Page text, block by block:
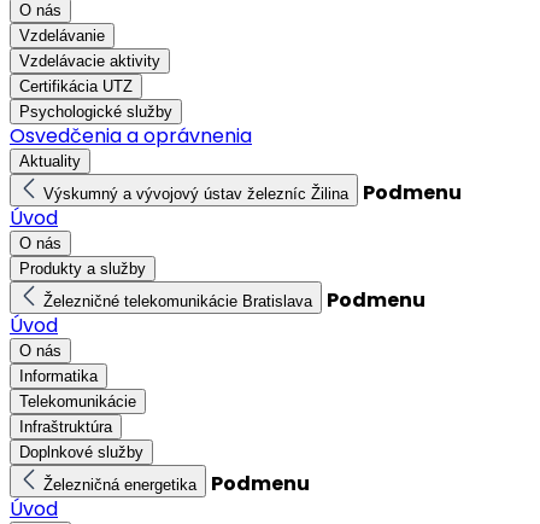
O nás
Vzdelávanie
Vzdelávacie aktivity
Certifikácia UTZ
Psychologické služby
Osvedčenia a oprávnenia
Aktuality
Výskumný a vývojový ústav železníc Žilina
Podmenu
Úvod
O nás
Produkty a služby
Železničné telekomunikácie Bratislava
Podmenu
Úvod
O nás
Informatika
Telekomunikácie
Infraštruktúra
Doplnkové služby
Železničná energetika
Podmenu
Úvod